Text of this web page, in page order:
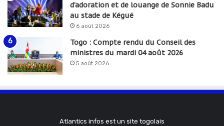
d’adoration et de louange de Sonnie Badu
au stade de Kégué
6 août 2026
Togo : Compte rendu du Conseil des
ministres du mardi 04 août 2026
5 août 2026
Atlantics infos est un site togolais